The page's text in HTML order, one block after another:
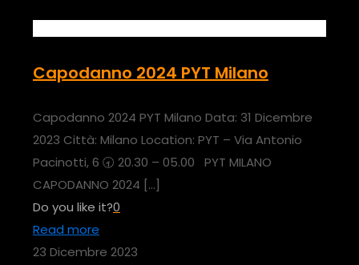
Capodanno 2024 PYT Milano
Capodanno 2024 PYT Milano Data: 31 Dicembre
2023 Città: Milano Location: PYT – Via Antonio
Pacinotti, 6 🕣 20.30 – 05.00 PYT MILANO
CAPODANNO 2024 […]
Do you like it?0
Read more
23 Dicembre 2023